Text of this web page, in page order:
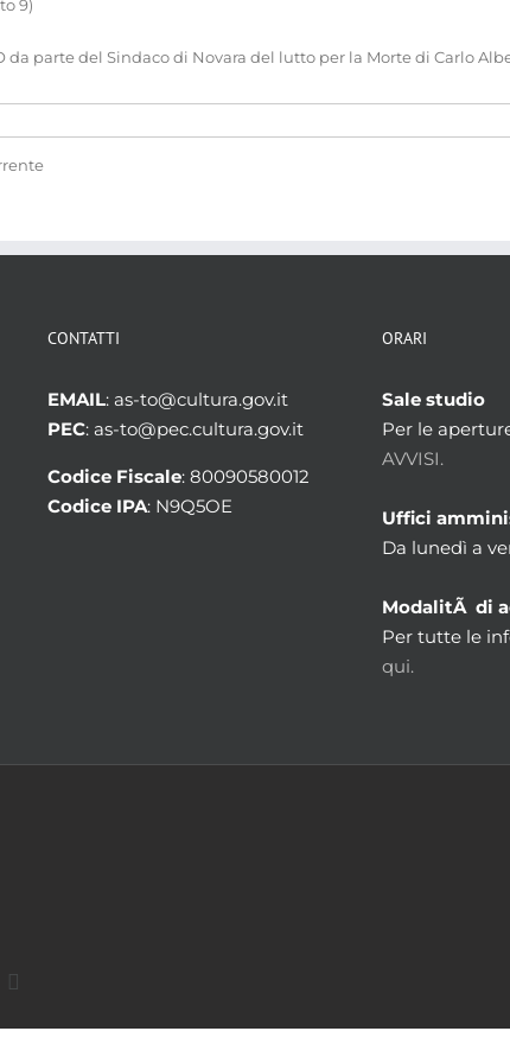
9)
da parte del Sindaco di Novara del lutto per la Morte di Carlo
CONTATTI
EMAIL: as-to@cultura.gov.it
PEC: as-to@pec.cultura.gov.it
Codice Fiscale: 80090580012
Codice IPA: N9Q5OE
ORARI
Sale studio
Per le
AVVISI.
Uffici
Da lunedì a
ModalitÃ di
Per tutte le
qui.